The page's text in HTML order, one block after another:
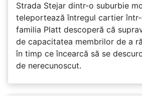
Strada Stejar dintr-o suburbie
teleportează întregul cartier
familia Platt descoperă că
de capacitatea membrilor de a
în timp ce încearcă să se
de nerecunoscut.